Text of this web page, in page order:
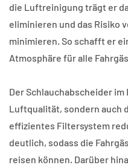
die Luftreinigung trägt er
eliminieren und das Risiko
minimieren. So schafft er
Atmosphäre für alle
Der Schlauchabscheider
Luftqualität, sondern auch
effizientes Filtersystem
deutlich, sodass die
reisen können. Darüber